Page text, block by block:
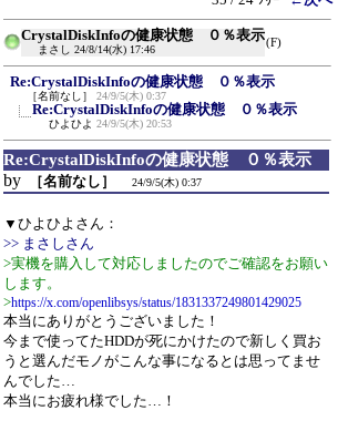
CrystalDiskInfoの健康状態 ０％表示
まさし 24/8/14(水) 17:46
(F)
Re:CrystalDiskInfoの健康状態 ０％表示
［名前なし］ 24/9/5(木) 0:37
Re:CrystalDiskInfoの健康状態 ０％表示
ひよひよ 24/9/5(木) 20:53
Re:CrystalDiskInfoの健康状態 ０％表示
by ［名前なし］ 24/9/5(木) 0:37
▼ひよひよさん：
>> まさしさん
>実機を購入して対応しましたのでご確認をお願い
します。
>https://x.com/openlibsys/status/1831337249801429025
本当にありがとうございました！
今まで使ってたHDDが死にかけたので新しく買お
うと選んだモノがこんな事になるとは思ってませ
んでした…
本当にお疲れ様でした…！